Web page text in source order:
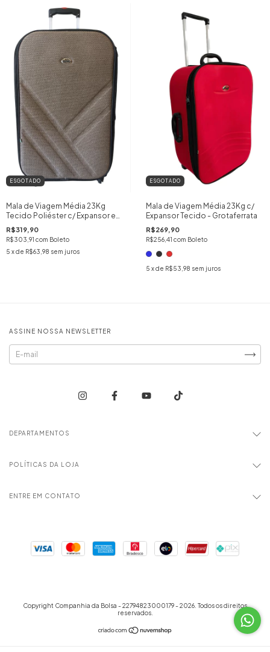
ESGOTADO
Mala de Viagem Média 23Kg
Tecido Poliéster c/ Expansor e
Roda 360 - Grotaferrata
cor:TAUPE
R$319,90
R$303,91 com Boleto
5 x de R$63,98 sem juros
ESGOTADO
Mala de Viagem Média 23Kg c/
Expansor Tecido - Grotaferrata
R$269,90
R$256,41 com Boleto
5 x de R$53,98 sem juros
ASSINE NOSSA NEWSLETTER
DEPARTAMENTOS
POLÍTICAS DA LOJA
ENTRE EM CONTATO
Copyright Companhia da Bolsa - 22794823000179 - 2026. Todos os direitos
reservados.